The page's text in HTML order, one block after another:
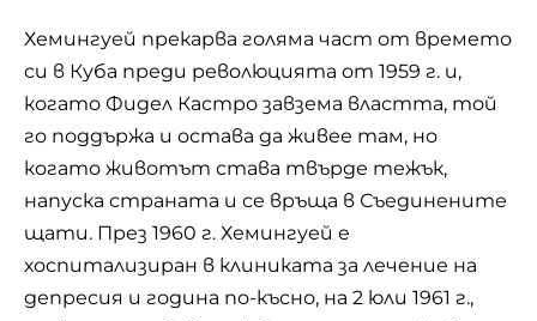
Хемингуей прекарва голяма част от времето
си в Куба преди революцията от 1959 г. и,
когато Фидел Кастро завзема властта, той
го поддържа и остава да живее там, но
когато животът става твърде тежък,
напуска страната и се връща в Съединените
щати. През 1960 г. Хемингуей е
хоспитализиран в клиниката за лечение на
депресия и година по-късно, на 2 юли 1961 г.,